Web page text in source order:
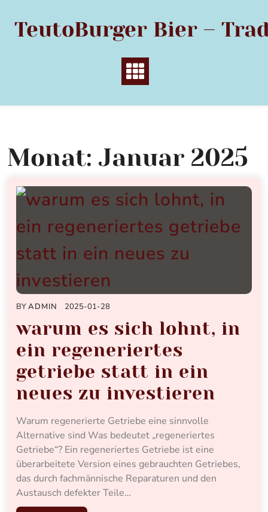
content
TeutoBurger Bier –
Monat: Januar 2025
BYADMIN 2025-01-28
warum es sich lohnt, in
ein regeneriertes
getriebe statt in ein
neues zu investieren
Warum regenerierte Getriebe eine sinnvolle
Alternative sind Was bedeutet „regeneriertes
Getriebe“? Ein regeneriertes Getriebe ist eine
überarbeitete Version eines gebrauchten Getriebes,
das durch fachmännische Reparaturen und den
Austausch defekter Teile…